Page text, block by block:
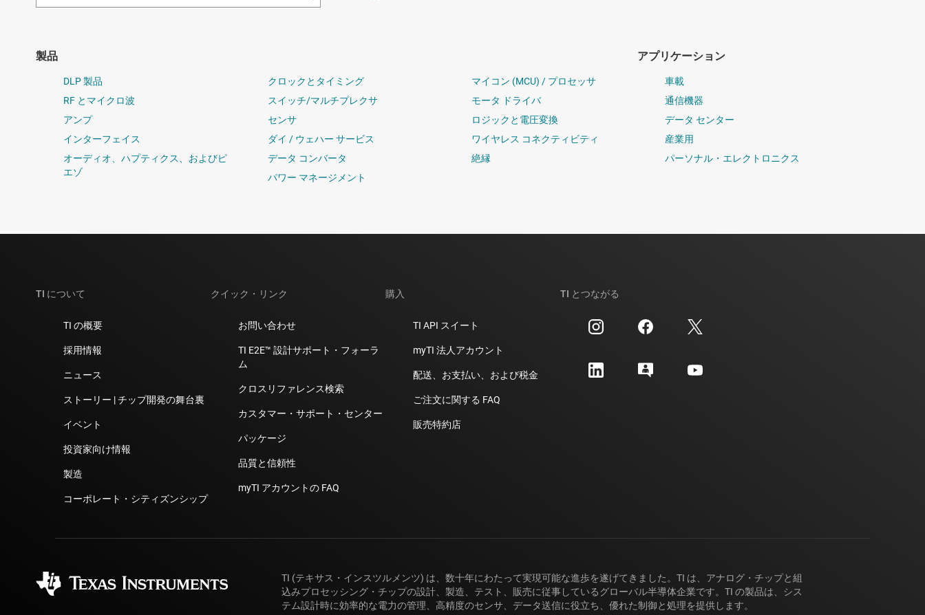
製品
DLP 製品
RF とマイクロ波
アンプ
インターフェイス
オーディオ、ハプティクス、およびピ
エゾ
クロックとタイミング
スイッチ/マルチプレクサ
センサ
ダイ / ウェハー サービス
データ コンバータ
パワー マネージメント
マイコン (MCU) / プロセッサ
モータ ドライバ
ロジックと電圧変換
ワイヤレス コネクティビティ
絶縁
アプリケーション
車載
通信機器
データ センター
産業用
パーソナル・エレクトロニクス
TI について
TI の概要
採用情報
ニュース
ストーリー | チップ開発の舞台裏
イベント
投資家向け情報
製造
コーポレート・シティズンシップ
クイック・リンク
お問い合わせ
TI E2E™ 設計サポート・フォーラ
ム
クロスリファレンス検索
カスタマー・サポート・センター
パッケージ
品質と信頼性
myTI アカウントの FAQ
購入
TI API スイート
myTI 法人アカウント
配送、お支払い、および税金
ご注文に関する FAQ
販売特約店
TI とつながる
TI (テキサス・インスツルメンツ) は、数十年にわたって実現可能な進歩を遂げてきました。TI は、アナログ・チップと組
込みプロセッシング・チップの設計、製造、テスト、販売に従事しているグローバル半導体企業です。TI の製品は、シス
テム設計時に効率的な電力の管理、高精度のセンサ、データ送信に役立ち、優れた制御と処理を提供します。